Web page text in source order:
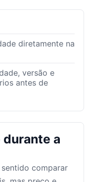
diretamente na
versão e
antes de
a
comparar